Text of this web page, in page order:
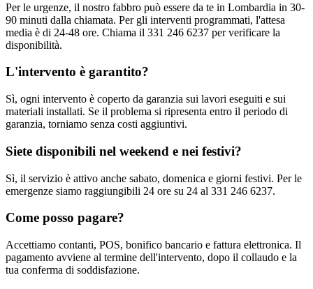
Per le urgenze, il nostro fabbro può essere da te in Lombardia in 30-
90 minuti dalla chiamata. Per gli interventi programmati, l'attesa
media è di 24-48 ore. Chiama il 331 246 6237 per verificare la
disponibilità.
L'intervento è garantito?
Sì, ogni intervento è coperto da garanzia sui lavori eseguiti e sui
materiali installati. Se il problema si ripresenta entro il periodo di
garanzia, torniamo senza costi aggiuntivi.
Siete disponibili nel weekend e nei festivi?
Sì, il servizio è attivo anche sabato, domenica e giorni festivi. Per le
emergenze siamo raggiungibili 24 ore su 24 al 331 246 6237.
Come posso pagare?
Accettiamo contanti, POS, bonifico bancario e fattura elettronica. Il
pagamento avviene al termine dell'intervento, dopo il collaudo e la
tua conferma di soddisfazione.